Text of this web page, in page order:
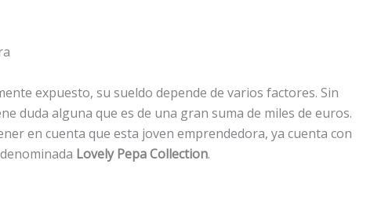
expuesto, su sueldo depende de varios factores. Sin
duda alguna que es de una gran suma de miles de euros.
en cuenta que esta joven emprendedora, ya cuenta con
Lovely Pepa Collection.